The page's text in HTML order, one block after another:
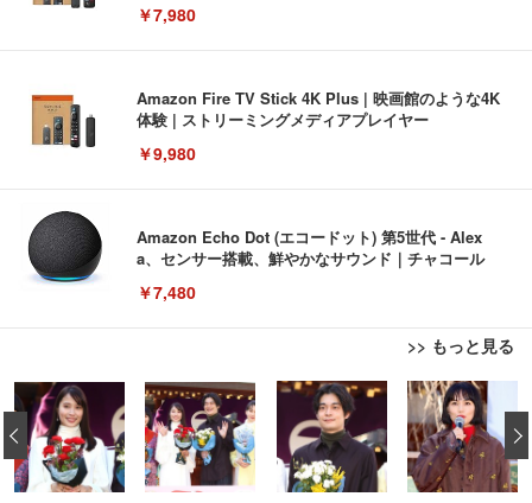
￥7,980
Amazon Fire TV Stick 4K Plus | 映画館のような4K
体験 | ストリーミングメディアプレイヤー
￥9,980
Amazon Echo Dot (エコードット) 第5世代 - Alex
a、センサー搭載、鮮やかなサウンド｜チャコール
￥7,480
>> もっと見る
[EdoErgo] オフィスチェア 椅子 テレワーク 疲れな
い 跳ね上げ式アームレスト コンパクト 約105度ロッ
キング pc 事務椅子 360度回転 座面昇降 強化ナイロ
ン樹脂ベース 通気性メッシュ 在宅ワーク H-WY01
(黒網+黒枠+黒足)
￥5,699
EIZO ビジネス向けプレミアムモニター | FlexScan
EV3240X-WT | 31.5型4K UHD・USB Type-C・ホワ
イト
￥105,595
Amazonベーシック ペットシーツ 薄型 レギュラー 1
回使い捨て 無香料 ホワイト 300枚
￥3,373
‹